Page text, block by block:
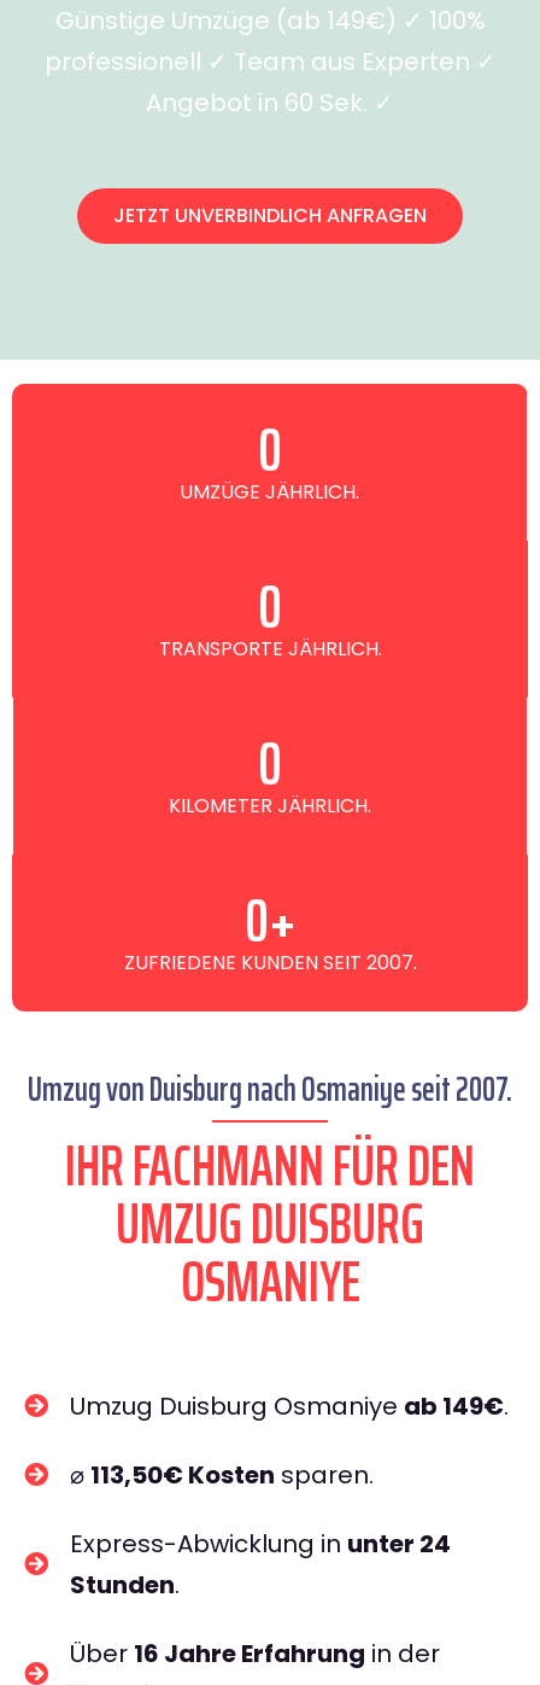
Günstige Umzüge (ab 149€) ✓ 100%
professionell ✓ Team aus Experten ✓
Angebot in 60 Sek. ✓
JETZT UNVERBINDLICH ANFRAGEN
UMZÜGE JÄHRLICH.
0
TRANSPORTE JÄHRLICH.
0
KILOMETER JÄHRLICH.
0
ZUFRIEDENE KUNDEN SEIT 2007.
0+
Umzug von Duisburg nach Osmaniye seit 2007.
IHR FACHMANN FÜR DEN
UMZUG DUISBURG
OSMANIYE
Umzug Duisburg Osmaniye ab 149€.
⌀ 113,50€ Kosten sparen.
Express-Abwicklung in unter 24
Stunden.
Über 16 Jahre Erfahrung in der